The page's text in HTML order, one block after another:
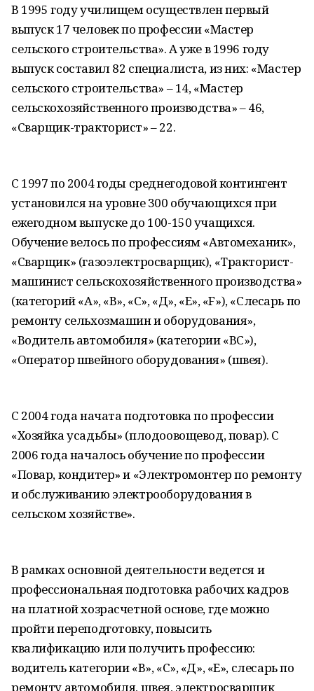
В 1995 году училищем осуществлен первый
выпуск 17 человек по профессии «Мастер
сельского строительства». А уже в 1996 году
выпуск составил 82 специалиста, из них: «Мастер
сельского строительства» – 14, «Мастер
сельскохозяйственного производства» – 46,
«Сварщик-тракторист» – 22.
С 1997 по 2004 годы среднегодовой контингент
установился на уровне 300 обучающихся при
ежегодном выпуске до 100-150 учащихся.
Обучение велось по профессиям «Автомеханик»,
«Сварщик» (газоэлектросварщик), «Тракторист-
машинист сельскохозяйственного производства»
(категорий «А», «В», «С», «Д», «Е», «F»), «Слесарь по
ремонту сельхозмашин и оборудования»,
«Водитель автомобиля» (категории «ВС»),
«Оператор швейного оборудования» (швея).
С 2004 года начата подготовка по профессии
«Хозяйка усадьбы» (плодоовощевод, повар). С
2006 года началось обучение по профессии
«Повар, кондитер» и «Электромонтер по ремонту
и обслуживанию электрооборудования в
сельском хозяйстве».
В рамках основной деятельности ведется и
профессиональная подготовка рабочих кадров
на платной хозрасчетной основе, где можно
пройти переподготовку, повысить
квалификацию или получить профессию:
водитель категории «В», «С», «Д», «Е», слесарь по
ремонту автомобиля, швея, электросварщик